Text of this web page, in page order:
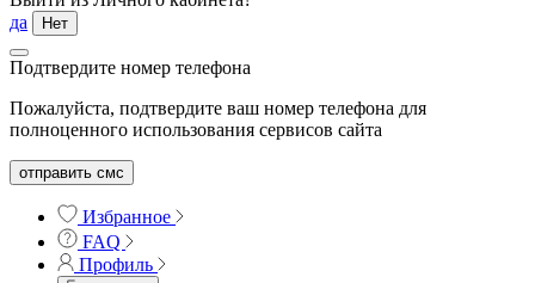
да
Нет
Подтвердите номер телефона
Пожалуйста, подтвердите ваш номер телефона для
полноценного использования сервисов сайта
отправить смс
Избранное
FAQ
Профиль